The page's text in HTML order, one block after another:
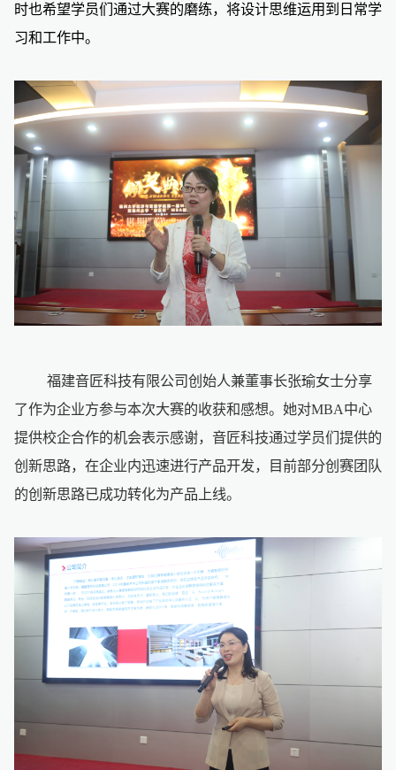
时也希望学员们通过大赛的磨练，将设计思维运用到日常学
习和工作中。
福建音匠科技有限公司创始人兼董事长张瑜女士分享
了作为企业方参与本次大赛的收获和感想。她对MBA中心
提供校企合作的机会表示感谢，音匠科技通过学员们提供的
创新思路，在企业内迅速进行产品开发，目前部分创赛团队
的创新思路已成功转化为产品上线。